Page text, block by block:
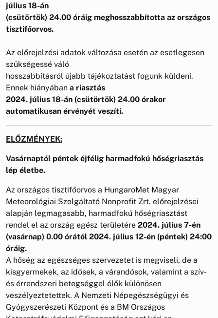
július 18-án
(csütörtök) 24.00 óráig meghosszabbította az országos
tisztifőorvos.
Az előrejelzési adatok változása esetén az esetlegesen
szükségessé váló
hosszabbításról újabb tájékoztatást fogunk küldeni.
Ennek hiányában a riasztás
2024. július 18-án (csütörtök) 24.00 órakor
automatikusan érvényét veszíti.
ELŐZMÉNYEK:
Vasárnaptól péntek éjfélig harmadfokú hőségriasztás
lép életbe.
Az országos tisztifőorvos a HungaroMet Magyar
Meteorológiai Szolgáltató Nonprofit Zrt. előrejelzései
alapján legmagasabb, harmadfokú hőségriasztást
rendel el az ország egész területére 2024. július 7-én
(vasárnap) 0.00 órától 2024. július 12-én (péntek) 24:00
óráig.
A hőség az egészséges szervezetet is megviseli, de a
kisgyermekek, az idősek, a várandósok, valamint a szív-
és érrendszeri betegséggel élők különösen
veszélyeztetettek. A Nemzeti Népegészségügyi és
Gyógyszerészeti Központ és a BM Országos